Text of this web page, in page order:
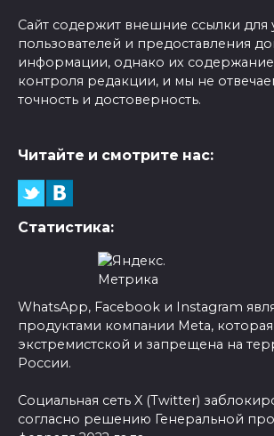
Сайт содержит внешние ссылки для
пользователей и предоставления
информации, однако их содержание
контроля редакции, и мы не
точность и достоверность.
Читайте и смотрите нас:
Статистика:
WhatsApp, Facebook и Instagram
продуктами компании Meta,
экстремистской и запрещена на
России.
Социальная сеть X (Twitter)
согласно решению Генеральной